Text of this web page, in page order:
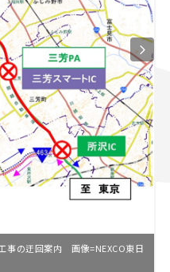
工事の迂回案内 画像=NEXCO東日